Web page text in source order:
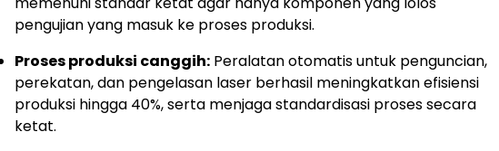
pengujian yang masuk ke proses produksi.
Proses produksi canggih: Peralatan otomatis untuk penguncian,
perekatan, dan pengelasan laser berhasil meningkatkan efisiensi
produksi hingga 40%, serta menjaga standardisasi proses secara
ketat.